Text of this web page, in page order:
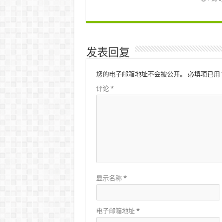
发表回复
您的电子邮箱地址不会被公开。 必填项已用
评论 *
显示名称 *
电子邮箱地址 *